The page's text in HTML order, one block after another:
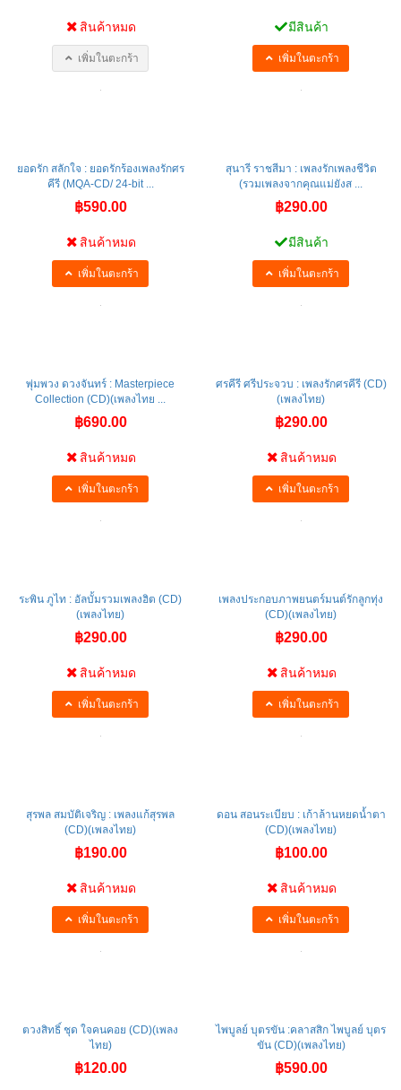
สินค้าหมด
เพิ่มในตะกร้า
มีสินค้า
เพิ่มในตะกร้า
ยอดรัก สลักใจ : ยอดรักร้องเพลงรักศร
คีรี (MQA-CD/ 24-bit ...
฿590.00
สินค้าหมด
เพิ่มในตะกร้า
สุนารี ราชสีมา : เพลงรักเพลงชีวิต
(รวมเพลงจากคุณแม่ยังส ...
฿290.00
มีสินค้า
เพิ่มในตะกร้า
พุ่มพวง ดวงจันทร์ : Masterpiece
Collection (CD)(เพลงไทย ...
฿690.00
สินค้าหมด
เพิ่มในตะกร้า
ศรคีรี ศรีประจวบ : เพลงรักศรคีรี (CD)
(เพลงไทย)
฿290.00
สินค้าหมด
เพิ่มในตะกร้า
ระพิน ภูไท : อัลบั้มรวมเพลงฮิต​ (CD)
(เพลงไทย)
฿290.00
สินค้าหมด
เพิ่มในตะกร้า
เพลงประกอบภาพยนตร์มนต์รักลูกทุ่ง
(CD)(เพลงไทย)
฿290.00
สินค้าหมด
เพิ่มในตะกร้า
สุรพล สมบัติเจริญ : เพลงแก้สุรพล
(CD)(เพลงไทย)
฿190.00
สินค้าหมด
เพิ่มในตะกร้า
ดอน สอนระเบียบ : เก้าล้านหยดน้ำตา
(CD)(เพลงไทย)
฿100.00
สินค้าหมด
เพิ่มในตะกร้า
ตวงสิทธิ์ ชุด ใจคนคอย (CD)(เพลง
ไทย)
฿120.00
ไพบูลย์ บุตรขัน :คลาสสิก ไพบูลย์ บุตร
ขัน (CD)(เพลงไทย)
฿590.00